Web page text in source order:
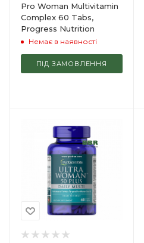
Pro Woman Multivitamin
Complex 60 Tabs,
Progress Nutrition
Немає в наявності
ПІД ЗАМОВЛЕННЯ